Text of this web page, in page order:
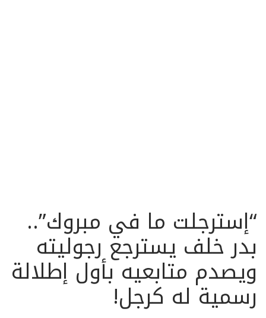
“إسترجلت ما في مبروك”..
بدر خلف يسترجع رجوليته
ويصدم متابعيه بأول إطلالة
رسمية له كرجل!